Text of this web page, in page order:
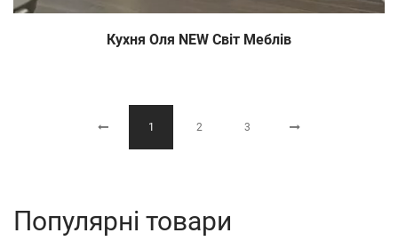
Кухня Оля NEW Світ Меблів
1 2 3
Популярні товари